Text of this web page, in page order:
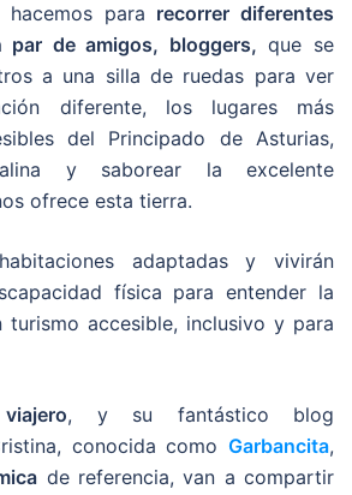
para recorrer diferentes
de amigos, bloggers, que se
a una silla de ruedas para ver
diferente, los lugares más
del Principado de Asturias,
y saborear la excelente
ofrece esta tierra.
adaptadas y vivirán
física para entender la
turismo accesible, inclusivo y para
, y su fantástico blog
conocida como Garbancita,
de referencia, van a compartir